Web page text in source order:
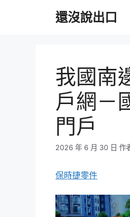
還沒說出口
我國南
戶網－
門戶
2026 年 6 月 30 日 作
保時捷零件